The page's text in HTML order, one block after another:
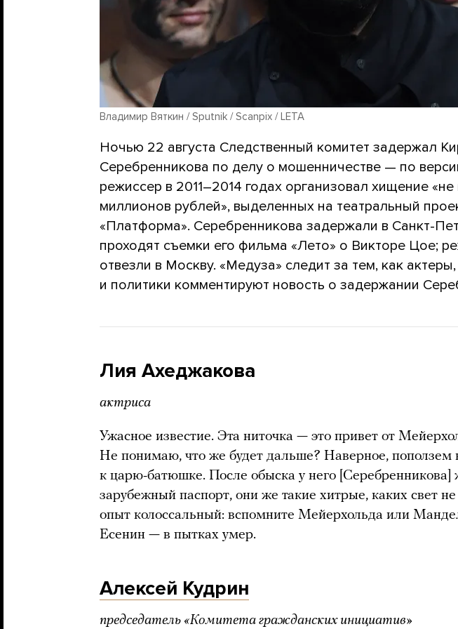
Владимир Вяткин / Sputnik / Scanpix / LETA
Ночью 22 августа Следственный комитет задержал
Серебренникова по делу о мошенничестве — по
режиссер в 2011–2014 годах организовал хищение
миллионов рублей», выделенных на театральный
«Платформа». Серебренникова задержали в Санкт-
проходят съемки его фильма «Лето» о Викторе Цое;
отвезли в Москву. «Медуза» следит за тем, как
и политики комментируют новость о задержании
Лия Ахеджакова
актриса
Ужасное известие. Эта ниточка — это привет от
Не понимаю, что же будет дальше? Наверное, поползем
к царю-батюшке. После обыска у него [Cеребренникова]
зарубежный паспорт, они же такие хитрые, каких свет
опыт колоссальный: вспомните Мейерхольда или
Есенин — в пытках умер.
Алексей Кудрин
председатель «Комитета гражданских инициатив»